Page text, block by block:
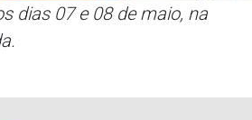
dias 07 e 08 de maio, na